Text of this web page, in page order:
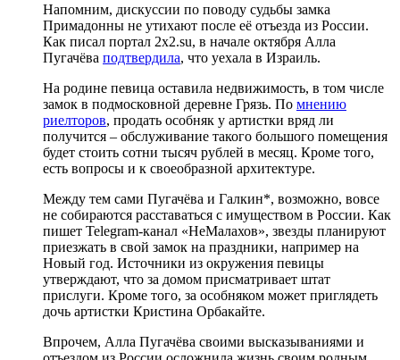
Напомним, дискуссии по поводу судьбы замка
Примадонны не утихают после её отъезда из России.
Как писал портал 2х2.su, в начале октября Алла
Пугачёва подтвердила, что уехала в Израиль.
На родине певица оставила недвижимость, в том числе
замок в подмосковной деревне Грязь. По мнению
риелторов, продать особняк у артистки вряд ли
получится – обслуживание такого большого помещения
будет стоить сотни тысяч рублей в месяц. Кроме того,
есть вопросы и к своеобразной архитектуре.
Между тем сами Пугачёва и Галкин*, возможно, вовсе
не собираются расставаться с имуществом в России. Как
пишет Telegram-канал «НеМалахов», звезды планируют
приезжать в свой замок на праздники, например на
Новый год. Источники из окружения певицы
утверждают, что за домом присматривает штат
прислуги. Кроме того, за особняком может приглядеть
дочь артистки Кристина Орбакайте.
Впрочем, Алла Пугачёва своими высказываниями и